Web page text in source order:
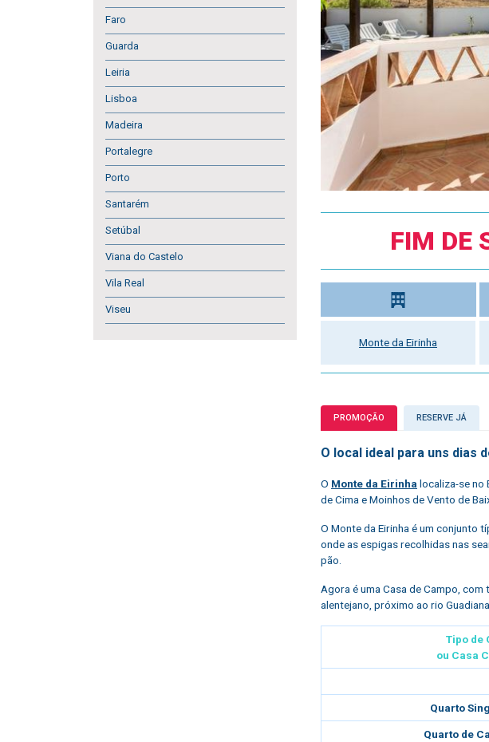
Faro
Guarda
Leiria
Lisboa
Madeira
Portalegre
Porto
Santarém
Setúbal
Viana do Castelo
Vila Real
Viseu
FIM DE
Monte da Eirinha
PROMOÇÃO RESERVE JÁ
O local ideal para uns dias
O Monte da Eirinha localiza-se no
de Cima e Moinhos de Vento de
O Monte da Eirinha é um conjunto
onde as espigas recolhidas nas
pão.
Agora é uma Casa de Campo,
alentejano, próximo ao rio
Tipo de
ou Casa
Quarto
Quarto de